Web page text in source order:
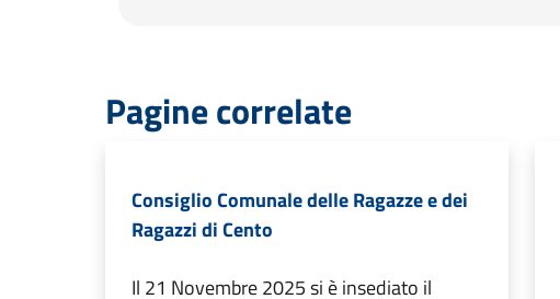
Pagine correlate
Consiglio Comunale delle Ragazze e dei
Ragazzi di Cento
Il 21 Novembre 2025 si è insediato il